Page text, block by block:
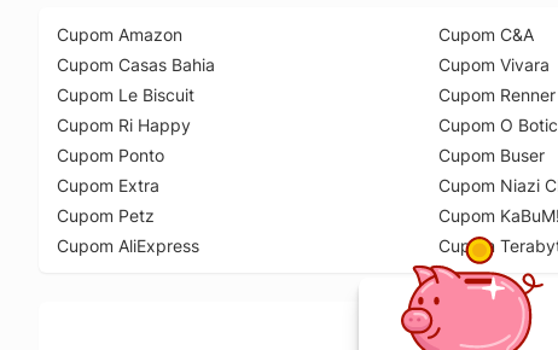
Cupom Amazon
Cupom Casas Bahia
Cupom Le Biscuit
Cupom Ri Happy
Cupom Ponto
Cupom Extra
Cupom Petz
Cupom AliExpress
Cupom C&A
Cupom Vivara
Cupom Renner
Cupom O
Cupom Buser
Cupom Niazi
Cupom KaBuM!
Cupom